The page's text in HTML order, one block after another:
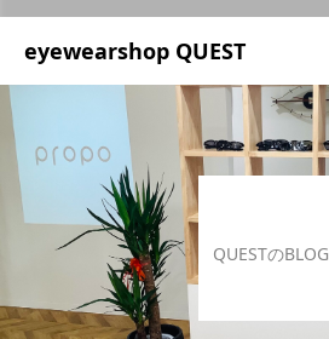
eyewearshop QUEST
QUESTのBLOG